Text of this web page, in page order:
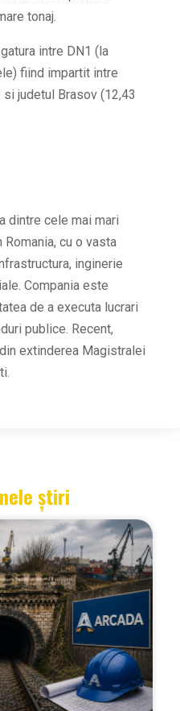
tonaj.
intre DN1 (la
fiind impartit intre
judetul Brasov (12,43
dintre cele mai mari
cu o vasta
inginerie
Compania este
de a executa lucrari
publice. Recent,
extinderea Magistralei
știri